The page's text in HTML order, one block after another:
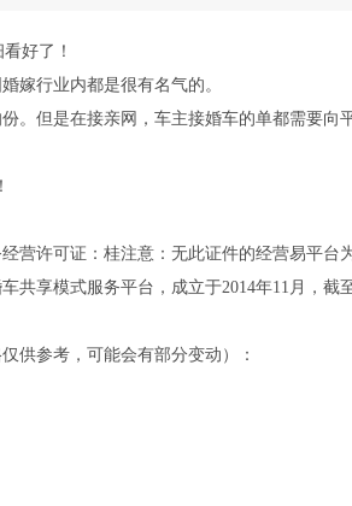
好了！
嫁行业内都是很有名气的。
。但是在接亲网，车主接婚车的单都需要向
营许可证：桂注意：无此证件的经营易平台
共享模式服务平台，成立于2014年11月，截
供参考，可能会有部分变动）：